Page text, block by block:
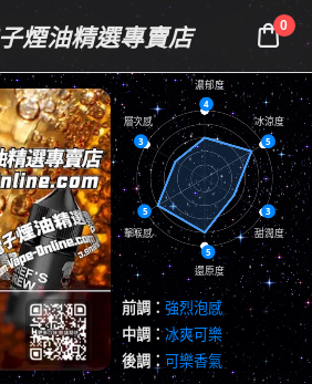
煙油精選專賣店 0
4
5
3
5
5
3
濃郁度
冰涼度
甜潤度
還原度
擊喉感
層次感
前調： 強烈泡感
中調：冰爽可樂
後調： 可樂香氣